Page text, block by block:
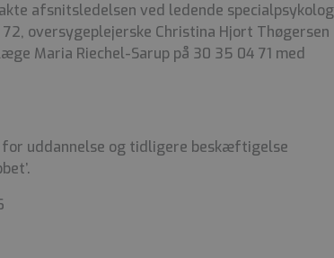
afsnitsledelsen ved ledende specialpsykolog
oversygeplejerske Christina Hjort Thøgersen
Maria Riechel-Sarup på 30 35 04 71 med
uddannelse og tidligere beskæftigelse